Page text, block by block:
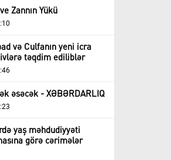
Zannın Yükü
və Culfanın yeni icra
təqdim ediliblər
əsəcək - XƏBƏRDARLIQ
yaş məhdudiyyəti
görə cərimələr